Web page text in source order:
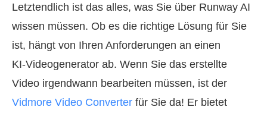
Letztendlich ist das alles, was Sie über Runway AI
wissen müssen. Ob es die richtige Lösung für Sie
ist, hängt von Ihren Anforderungen an einen
KI‑Videogenerator ab. Wenn Sie das erstellte
Video irgendwann bearbeiten müssen, ist der
Vidmore Video Converter für Sie da! Er bietet